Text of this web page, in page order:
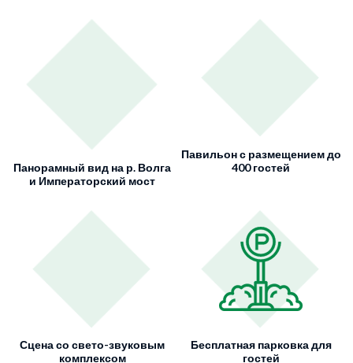
Панорамный вид на р. Волга
и Императорский мост
Павильон с размещением до
400 гостей
Сцена со свето-звуковым
комплексом
Бесплатная парковка для
гостей